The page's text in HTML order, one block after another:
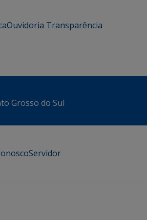
Ouvidoria Transparência
Grosso do Sul
Servidor